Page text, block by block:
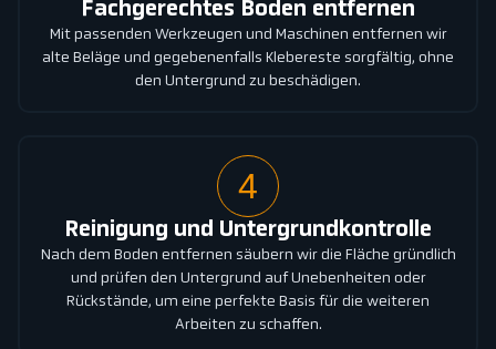
Fachgerechtes Boden entfernen
Mit passenden Werkzeugen und Maschinen entfernen wir
alte Beläge und gegebenenfalls Klebereste sorgfältig, ohne
den Untergrund zu beschädigen.
4
Reinigung und Untergrundkontrolle
Nach dem Boden entfernen säubern wir die Fläche gründlich
und prüfen den Untergrund auf Unebenheiten oder
Rückstände, um eine perfekte Basis für die weiteren
Arbeiten zu schaffen.